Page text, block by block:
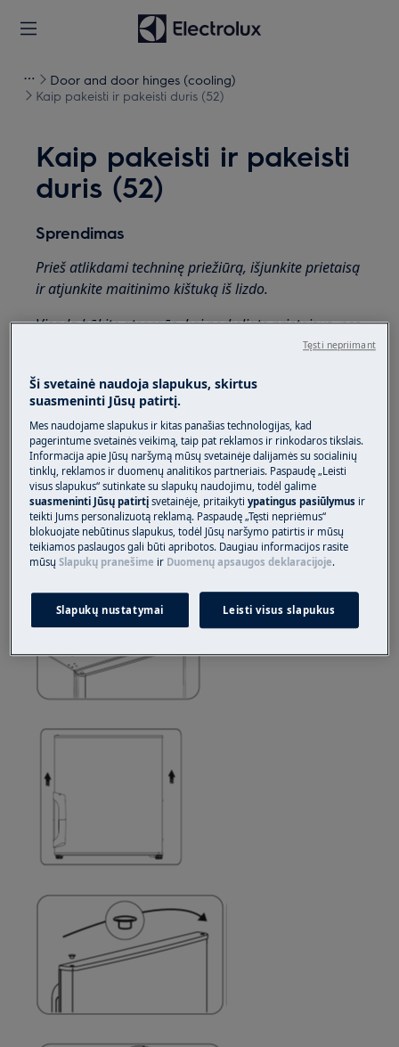
Door and door hinges (cooling)
Kaip pakeisti ir pakeisti duris (52)
Kaip pakeisti ir pakeisti
duris (52)
Sprendimas
Prieš atlikdami techninę priežiūrą, išjunkite prietaisą
ir atjunkite maitinimo kištuką išlizdo.
Visada būkite atsargūs, kai perkeliate prietaisus, nes
Visada naudokite apsaugines pirštines ir uždarą
avalynę.
Atkreipkite dėmesį, kad netinkamas remontas ar
neprofesionalus remontas gali turėti saugos
pasekmių
Kaip pakeisti ir pakeisti duris
Ši svetainė naudoja slapukus, skirtus
suasmeninti Jūsų patirtį.
Mes naudojame slapukus ir kitas panašias technologijas, kad
pagerintume svetainės veikimą, taip pat reklamos ir rinkodaros tikslais.
Informacija apie Jūsų naršymą mūsų svetainėje dalijamės su socialinių
tinklų, reklamos ir duomenų analitikos partneriais. Paspaudę „Leisti
visus slapukus“ sutinkate su slapukų naudojimu, todėl galime
suasmeninti Jūsų patirtįsvetainėje, pritaikytiypatingus pasiūlymus ir
teikti Jums personalizuotą reklamą. Paspaudę „Tęsti nepriėmus“
blokuojate nebūtinus slapukus, todėl Jūsų naršymo patirtis ir mūsų
teikiamos paslaugos gali būti apribotos. Daugiau informacijos rasite
mūsųSlapukų pranešime ir Duomenų apsaugos deklaracijoje.
Slapukų nustatymai Leisti visus slapukus
Tęsti nepriimant